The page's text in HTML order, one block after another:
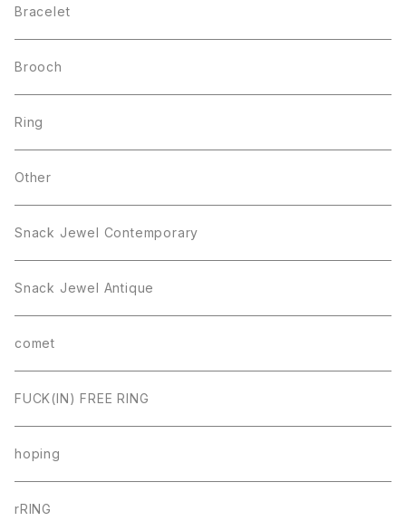
Bracelet
Brooch
Ring
Other
Snack Jewel Contemporary
Snack Jewel Antique
comet
FUCK(IN) FREE RING
hoping
rRING